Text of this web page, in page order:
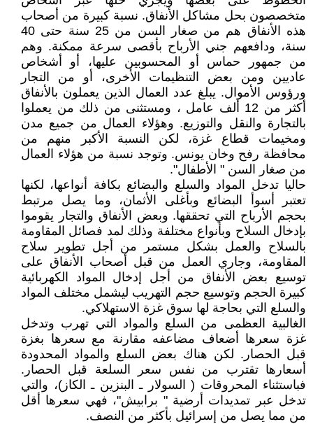
متخصصون بحل مشاكل الأنفاق. نسبة كبيرة من أصحاب
هذه الأنفاق هم من صغار السن من 25 سنة حتى 40
سنة، ودافعهم جني الأرباح بأقصى سرعة ممكنة. وهم
من جمهور حماس أو المحسوبين عليها، أو أشخاص
عاديين ومن بعض التنظيمات الأخرى، أو من التجار
ورؤوس الأموال. يبلغ عدد العمال الذين يعملون بالأنفاق
أكثر من 12 ألف عامل ، ومستثنى من ذلك من يعملوا
بالتجارة والنقل والتوزيع. وهؤلاء العمال من جميع مدن
ومخيمات قطاع غزة، لكن النسبة الأكبر منهم من
محافظة رفح وخان يونس. وتوجد نسبة من هؤلاء العمال
من صغار السن " الأطفال".
حاليا تدخل المواد والسلع والبضائع بكافة أنواعها، لكنها
تعتبر أسوأ البضائع وبأغلى الأثمان، وما يصل مرتبط
بحجم الأرباح التي تحققها. وبعض الأنفاق والتجار يقوموا
بإدخال السلاح وبأنواع مختلفة وذلك لمد فصائل المقاومة
بالسلاح والعمل بشكل مستمر من أجل تطوير سلاح
المقاومة، وجاري العمل من قبل أصحاب الأنفاق على
توسيع بعض الأنفاق من أجل إدخال المواد الكهربائية
كبيرة الحجم وتوسيع حجم التهريب ليشمل مختلف المواد
والسلع التي بحاجة لها سوق غزة الاستهلاكي.
الغالبية العظمى من السلع والمواد التي تهرب وتدخل
غزة سعرها أضعاف مضاعفه مقارنة مع سعرها بغزة
قبل الحصار. لكن هناك بعض السلع والمواد المحدودة
أسعارها تقترب من نفس سعر السلعة قبل الحصار.
فباستثناء المحروقات ( السولار ـ البنزين ـ الكاز)، والتي
تدخل عبر تمديدات أرضية " برابيش"، فهي سعرها أقل
من مما يصل من إسرائيل بأكثر من النصف.